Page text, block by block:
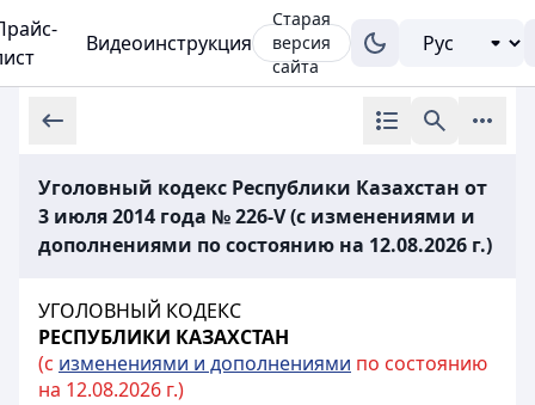
Видеоинструкция
Старая
версия
сайта
Уголовный кодекс Республики Казахстан от
3 июля 2014 года № 226-V (с изменениями и
дополнениями по состоянию на 12.08.2026 г.)
УГОЛОВНЫЙ КОДЕКС
РЕСПУБЛИКИ КАЗАХСТАН
(с изменениями и дополнениями по состоянию
на 12.08.2026 г.)